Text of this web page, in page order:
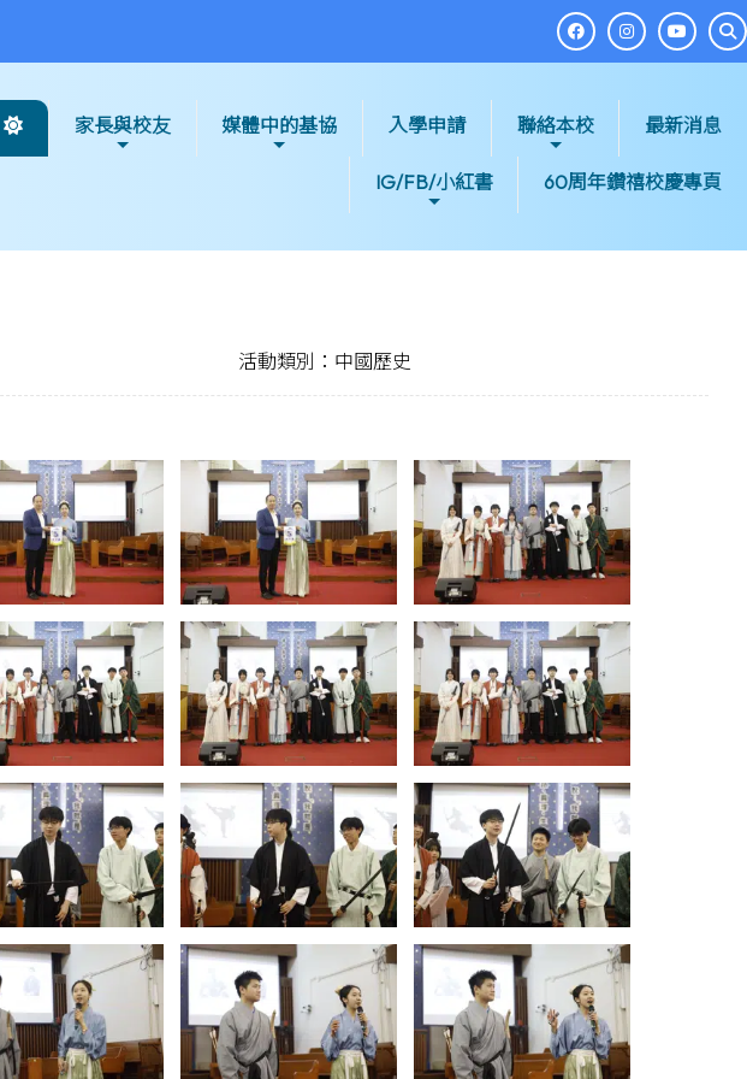
家長與校友 媒體中的基協 入學申請 聯絡本校 最新消息
IG/FB/小紅書 60周年鑽禧校慶專頁
活動類別：中國歷史